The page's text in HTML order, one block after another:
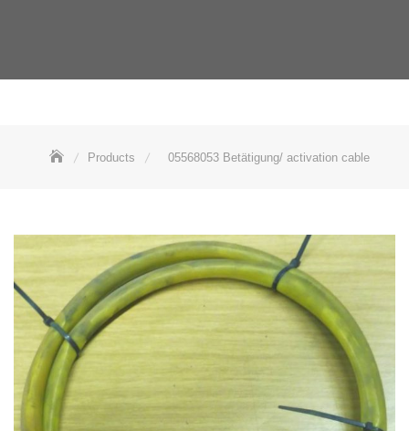
Products 05568053 Betätigung/ activation cable